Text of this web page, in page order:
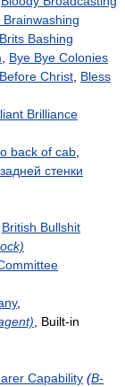
Brainwashing
Brits Bashing
Bye Bye Colonies
Christ Bless
Brilliance
back of cab
стенки
British Bullshit
,
, Built-in
Capability (B-